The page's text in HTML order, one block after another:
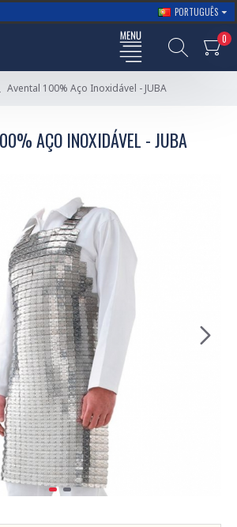
PORTUGUÊS
0
Avental 100% Aço Inoxidável - JUBA
AÇO INOXIDÁVEL - JUBA